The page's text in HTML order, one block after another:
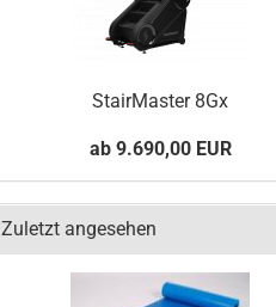
StairMaster 8Gx
9.690,00 EUR
Zuletzt angesehen